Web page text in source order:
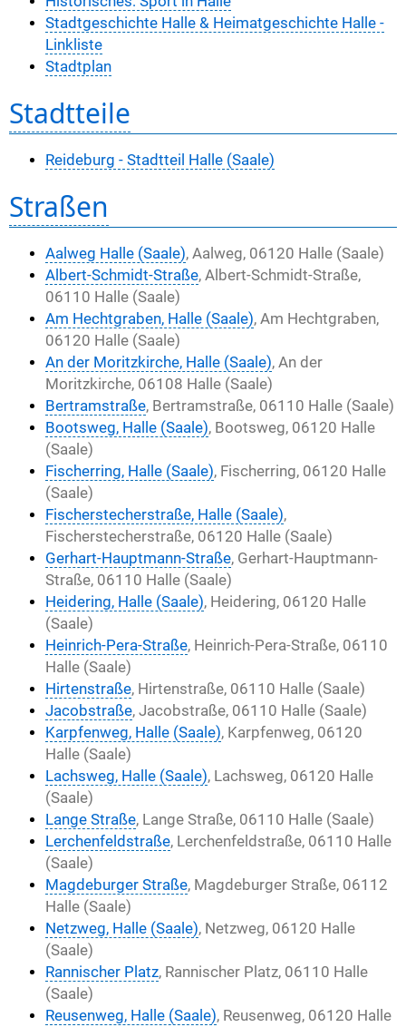
Stadtgeschichte Halle & Heimatgeschichte Halle -
Linkliste
Stadtplan
Stadtteile
Reideburg - Stadtteil Halle (Saale)
Straßen
Aalweg Halle (Saale), Aalweg, 06120 Halle (Saale)
Albert-Schmidt-Straße, Albert-Schmidt-Straße,
06110 Halle (Saale)
Am Hechtgraben, Halle (Saale), Am Hechtgraben,
06120 Halle (Saale)
An der Moritzkirche, Halle (Saale), An der
Moritzkirche, 06108 Halle (Saale)
Bertramstraße, Bertramstraße, 06110 Halle (Saale)
Bootsweg, Halle (Saale), Bootsweg, 06120 Halle
(Saale)
Fischerring, Halle (Saale), Fischerring, 06120 Halle
(Saale)
Fischerstecherstraße, Halle (Saale),
Fischerstecherstraße, 06120 Halle (Saale)
Gerhart-Hauptmann-Straße, Gerhart-Hauptmann-
Straße, 06110 Halle (Saale)
Heidering, Halle (Saale), Heidering, 06120 Halle
(Saale)
Heinrich-Pera-Straße, Heinrich-Pera-Straße, 06110
Halle (Saale)
Hirtenstraße, Hirtenstraße, 06110 Halle (Saale)
Jacobstraße, Jacobstraße, 06110 Halle (Saale)
Karpfenweg, Halle (Saale), Karpfenweg, 06120
Halle (Saale)
Lachsweg, Halle (Saale), Lachsweg, 06120 Halle
(Saale)
Lange Straße, Lange Straße, 06110 Halle (Saale)
Lerchenfeldstraße, Lerchenfeldstraße, 06110 Halle
(Saale)
Magdeburger Straße, Magdeburger Straße, 06112
Halle (Saale)
Netzweg, Halle (Saale), Netzweg, 06120 Halle
(Saale)
Rannischer Platz, Rannischer Platz, 06110 Halle
(Saale)
Reusenweg, Halle (Saale), Reusenweg, 06120 Halle